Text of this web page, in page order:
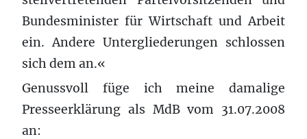
Bundesminister für Wirtschaft und Arbeit
ein. Andere Untergliederungen schlossen
sich dem an.«
Genussvoll füge ich meine damalige
Presseerklärung als MdB vom 31.07.2008
an: